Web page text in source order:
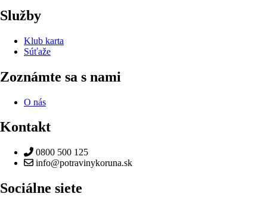
Služby
Klub karta
Súťaže
Zoznámte sa s nami
O nás
Kontakt
0800 500 125
info@potravinykoruna.sk
Sociálne siete